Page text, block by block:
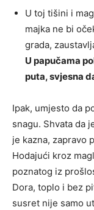
U toj tišini i
majka ne bi
grada,
U papučama
puta, svjesna
Ipak, umjesto da
snagu. Shvata da
je kazna, zapravo
Hodajući kroz
poznatog iz
Dora, toplo i bez
susret nije samo